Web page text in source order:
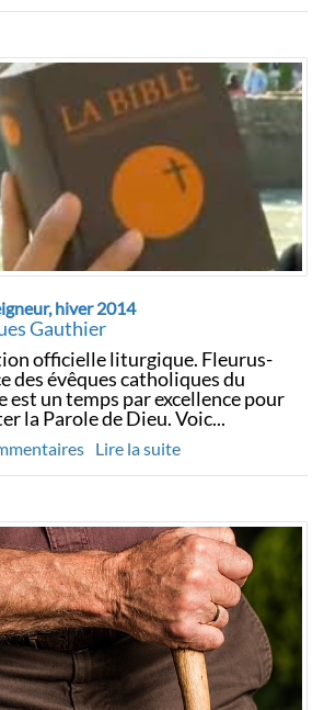
hiver 2014
Gauthier
officielle liturgique. Fleurus-
des évêques catholiques du
est un temps par excellence pour
la Parole de Dieu. Voic...
Lire la suite